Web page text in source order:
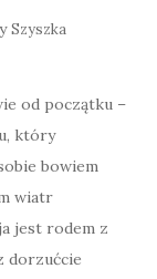
Szyszka
od początku –
który
bowiem
wiatr
jest rodem z
dorzućcie